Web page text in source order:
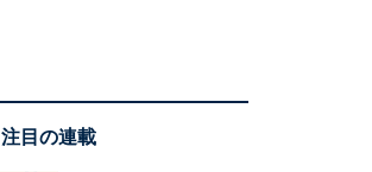
注目の連載